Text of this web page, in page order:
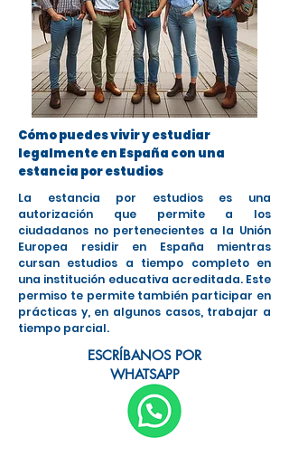
Cómo puedes vivir y estudiar
legalmente en España con una
estancia por estudios
La estancia por estudios es una
autorización que permite a los
ciudadanos no pertenecientes a la Unión
Europea residir en España mientras
cursan estudios a tiempo completo en
una institución educativa acreditada. Este
permiso te permite también participar en
prácticas y, en algunos casos, trabajar a
tiempo parcial.
ESCRÍBANOS POR
WHATSAPP